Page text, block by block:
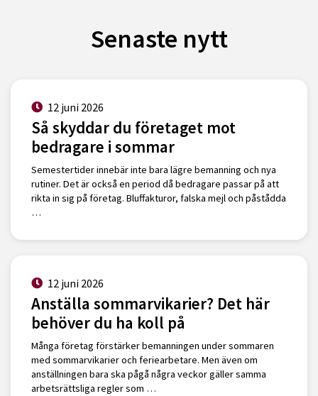
Senaste nytt
12 juni 2026
Så skyddar du företaget mot
bedragare i sommar
Semestertider innebär inte bara lägre bemanning och nya
rutiner. Det är också en period då bedragare passar på att
rikta in sig på företag. Bluffakturor, falska mejl och påstådda
…
12 juni 2026
Anställa sommarvikarier? Det här
behöver du ha koll på
Många företag förstärker bemanningen under sommaren
med sommarvikarier och feriearbetare. Men även om
anställningen bara ska pågå några veckor gäller samma
arbetsrättsliga regler som …